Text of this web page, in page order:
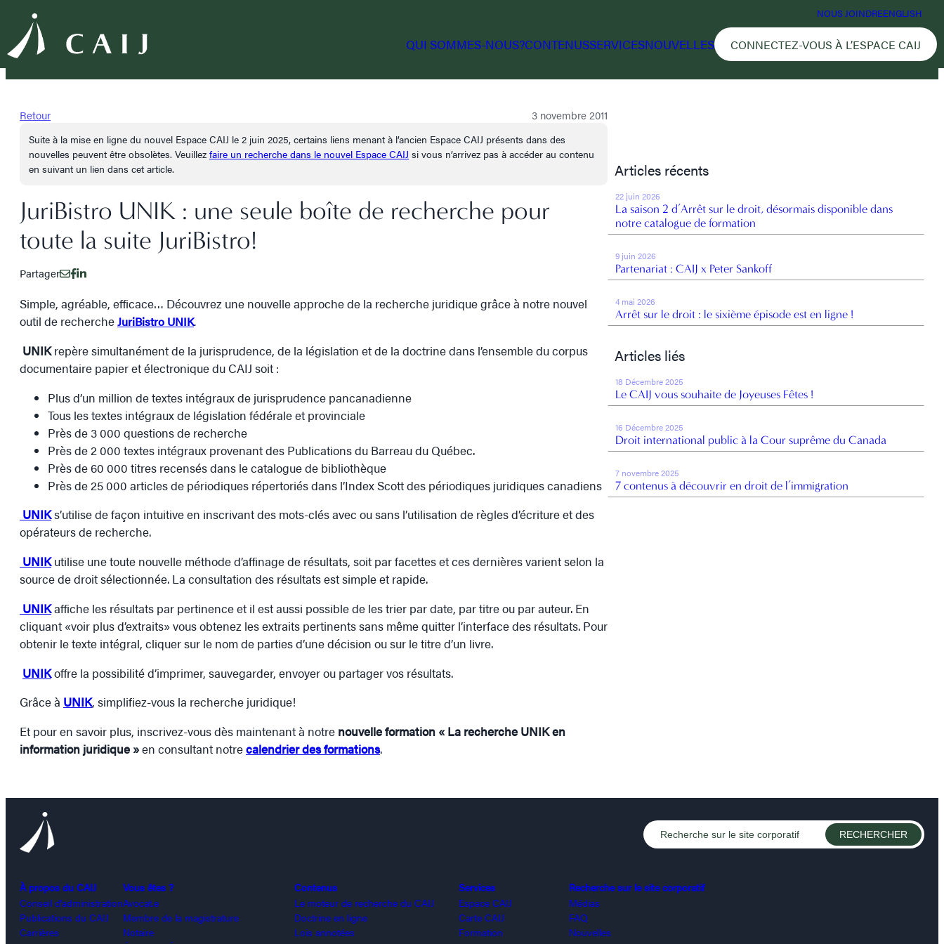
NOUS JOINDREENGLISH
QUI SOMMES-NOUS?CONTENUSSERVICESNOUVELLES CONNECTEZ-VOUS À L’ESPACE CAIJ
Retour 3 novembre 2011
Suite à la mise en ligne du nouvel Espace CAIJ le 2 juin 2025, certains liens menant à l’ancien Espace CAIJ présents dans des
nouvelles peuvent être obsolètes. Veuillez faire un recherche dans le nouvel Espace CAIJ si vous n’arrivez pas à accéder au contenu
en suivant un lien dans cet article.
JuriBistro UNIK : une seule boîte de recherche pour
toute la suite JuriBistro!
Partager
Simple, agréable, efficace… Découvrez une nouvelle approche de la recherche juridique grâce à notre nouvel
outil de rechercheJuriBistro UNIK.
UNIKrepère simultanément de la jurisprudence, de la législation et de la doctrine dans l’ensemble du corpus
documentaire papier et électronique du CAIJ soit :
Plus d’un million de textes intégraux de jurisprudence pancanadienne
Tous les textes intégraux de législation fédérale et provinciale
Près de 3 000 questions de recherche
Près de 2 000 textes intégraux provenant des Publications du Barreau du Québec.
Près de 60 000 titres recensés dans le catalogue de bibliothèque
Près de 25 000 articles de périodiques répertoriés dans l’Index Scott des périodiques juridiques canadiens
UNIKs’utilise de façon intuitive en inscrivant des mots-clés avec ou sans l’utilisation de règles d’écriture et des
opérateurs de recherche.
UNIKutilise une toute nouvelle méthode d’affinage de résultats, soit par facettes et ces dernières varient selon la
source de droit sélectionnée. La consultation des résultats est simple et rapide.
UNIKaffiche les résultats par pertinence et il est aussi possible de les trier par date, par titre ou par auteur. En
cliquant «voir plus d’extraits» vous obtenez les extraits pertinents sans même quitter l’interface des résultats. Pour
obtenir le texte intégral, cliquer sur le nom de parties d’une décision ou sur le titre d’un livre.
UNIKoffre la possibilité d’imprimer, sauvegarder, envoyer ou partager vos résultats.
Grâce à UNIK, simplifiez-vous la recherche juridique!
Et pour en savoir plus, inscrivez-vous dès maintenant à notre nouvelle formation « La recherche UNIK en
information juridique »en consultant notrecalendrier des formations.
Articles récents
22 juin 2026
La saison 2 d’Arrêt sur le droit, désormais disponible dans
notre catalogue de formation
9 juin 2026
Partenariat : CAIJ x Peter Sankoff
4 mai 2026
Arrêt sur le droit : le sixième épisode est en ligne !
Articles liés
18 Décembre 2025
Le CAIJ vous souhaite de Joyeuses Fêtes !
16 Décembre 2025
Droit international public à la Cour suprême du Canada
7 novembre 2025
7 contenus à découvrir en droit de l’immigration
À propos du CAIJ
Conseil d’administration
Publications du CAIJ
Carrières
Vous êtes ?
Avocat.e
Membre de la magistrature
Notaire
Contenus
Le moteur de recherche du CAIJ
Doctrine en ligne
Lois annotées
Services
Espace CAIJ
Carte CAIJ
Formation
Recherche sur le site corporatif
Médias
FAQ
Nouvelles